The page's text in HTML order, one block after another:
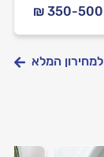
₪ 350-500
למחירון המלא